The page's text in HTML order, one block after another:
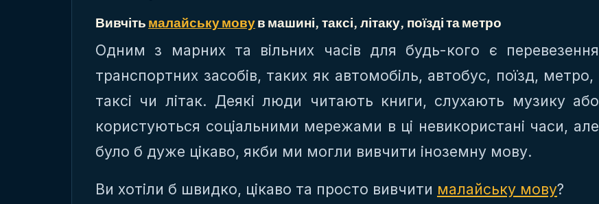
Вивчіть малайську мовув машині, таксі, літаку, поїзді та метро
Одним з марних та вільних часів для будь-кого є перевезення
транспортних засобів, таких як автомобіль, автобус, поїзд, метро, ​​
таксі чи літак. Деякі люди читають книги, слухають музику або
користуються соціальними мережами в ці невикористані часи, але
було б дуже цікаво, якби ми могли вивчити іноземну мову.
Ви хотіли б швидко, цікаво та просто вивчити малайську мову?